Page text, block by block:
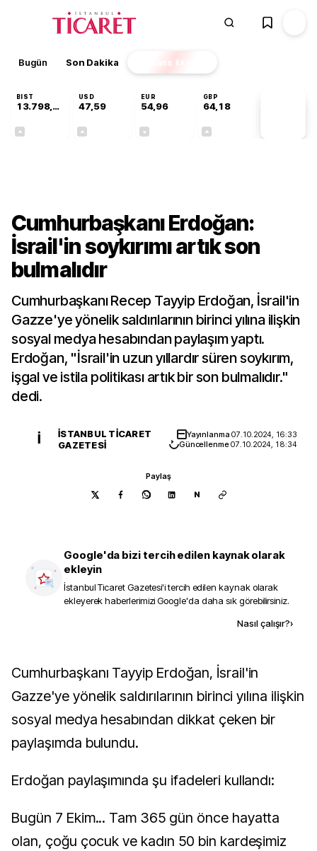
Bugün Son Dakika Finans EKSTRA
BIST
13.798,82
USD
47,59
EUR
54,96
GBP
64,18
Cumhurbaşkanı Erdoğan:
İsrail'in soykırımı artık son
bulmalıdır
Cumhurbaşkanı Recep Tayyip Erdoğan, İsrail'in
Gazze'ye yönelik saldırılarının birinci yılına ilişkin
sosyal medya hesabından paylaşım yaptı.
Erdoğan, "İsrail'in uzun yıllardır süren soykırım,
işgal ve istila politikası artık bir son bulmalıdır."
dedi.
İ
İSTANBUL TICARET
GAZETESI
Yayınlanma07.10.2024, 16:33
Güncellenme07.10.2024, 18:34
Paylaş
N
Google'da bizi tercih edilen kaynak olarak
ekleyin
İstanbul Ticaret Gazetesi'i tercih edilen kaynak olarak
ekleyerek haberlerimizi Google'da daha sık görebilirsiniz.
Nasıl çalışır?›
Cumhurbaşkanı Tayyip Erdoğan, İsrail'in
Gazze'ye yönelik saldırılarının birinci yılına ilişkin
sosyal medya hesabından dikkat çeken bir
paylaşımda bulundu.
Erdoğan paylaşımında şu ifadeleri kullandı:
Bugün 7 Ekim... Tam 365 gün önce hayatta
olan, çoğu çocuk ve kadın 50 bin kardeşimiz